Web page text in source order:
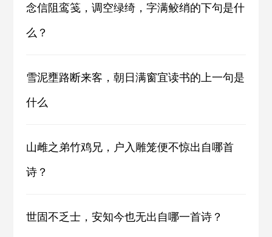
念信阻鸾笺，调空绿绮，字满鲛绡的下句是什
么？
雪泥壅路断来客，朝日满窗宜读书的上一句是
什么
山雌之弟竹鸡兄，户入雕笼便不惊出自哪首
诗？
世固不乏士，安知今也无出自哪一首诗？